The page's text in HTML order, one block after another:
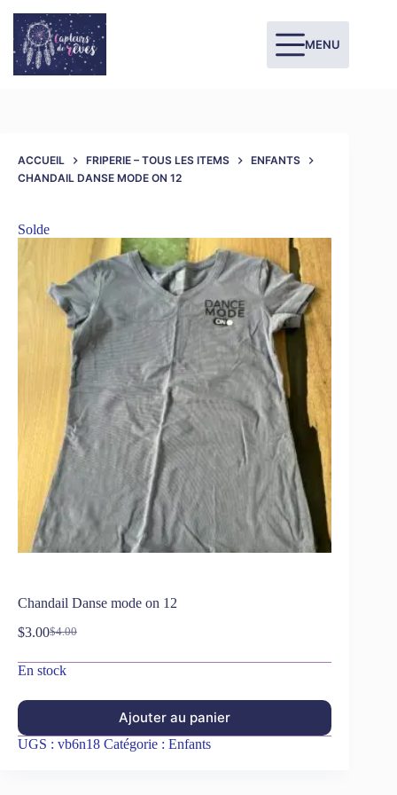
MENU
ACCUEIL FRIPERIE – TOUS LES ITEMS
ENFANTS
CHANDAIL DANSE MODE ON 12
Solde
Chandail Danse mode on 12
$4.00
$3.00
En stock
Ajouter au panier
UGS : vb6n18 Catégorie : Enfants